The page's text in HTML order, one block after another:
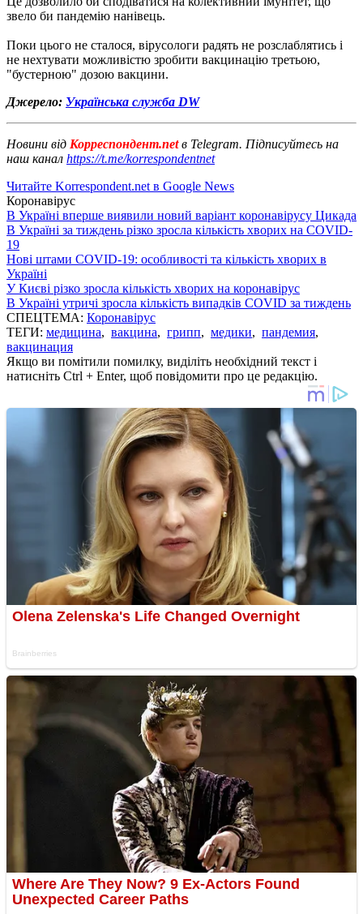
звело би пандемію нанівець.
Поки цього не сталося, вірусологи радять не розслаблятись і
не нехтувати можливістю зробити вакцинацію третьою,
"бустерною" дозою вакцини.
Джерело: Українська служба DW
Новини від Корреспондент.netв Telegram. Підписуйтесь на
наш канал https://t.me/korrespondentnet
Читайте Korrespondent.net в Google News
Коронавірус
В Україні вперше виявили новий варіант коронавірусу Цикада
В Україні за тиждень різко зросла кількість хворих на COVID-
19
Нові штами COVID-19: особливості та кількість хворих в
Україні
У Києві різко зросла кількість хворих на коронавірус
В Україні утричі зросла кількість випадків COVID за тиждень
СПЕЦТЕМА: Коронавірус
ТЕГИ: медицина, вакцина, грипп, медики, пандемия,
вакцинация
Якщо ви помітили помилку, виділіть необхідний текст і
натисніть Ctrl + Enter, щоб повідомити про це редакцію.